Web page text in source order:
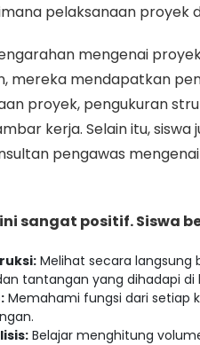
pelaksanaan proyek
mengenai
mereka mendapatkan
proyek, pengukuran
kerja. Selain itu,
pengawas
sangat positif. Siswa
Melihat secara langsung
tantangan yang dihadapi di
Memahami fungsi dari setiap
Belajar menghitung